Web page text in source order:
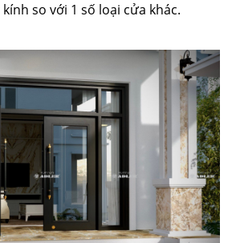
so với 1 số loại cửa khác.